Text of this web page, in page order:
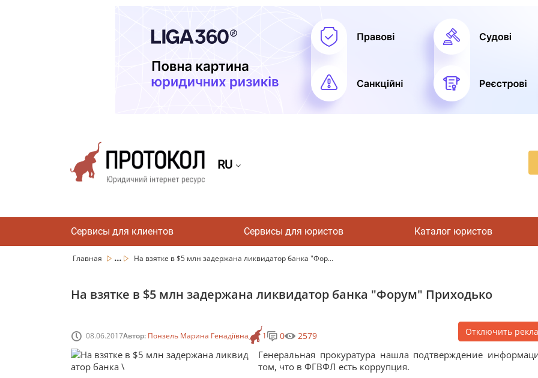
RU
Сервисы для клиентов Сервисы для юристов Каталог юристов
Главная ... На взятке в $5 млн задержана ликвидатор банка "Фор...
На взятке в $5 млн задержана ликвидатор банка "Форум" Приходько
08.06.2017Автор: Понзель Марина Генадіївна 1 0 2579 Отключить
Генеральная прокуратура нашла подтверждение
том, что в ФГВФЛ есть коррупция.